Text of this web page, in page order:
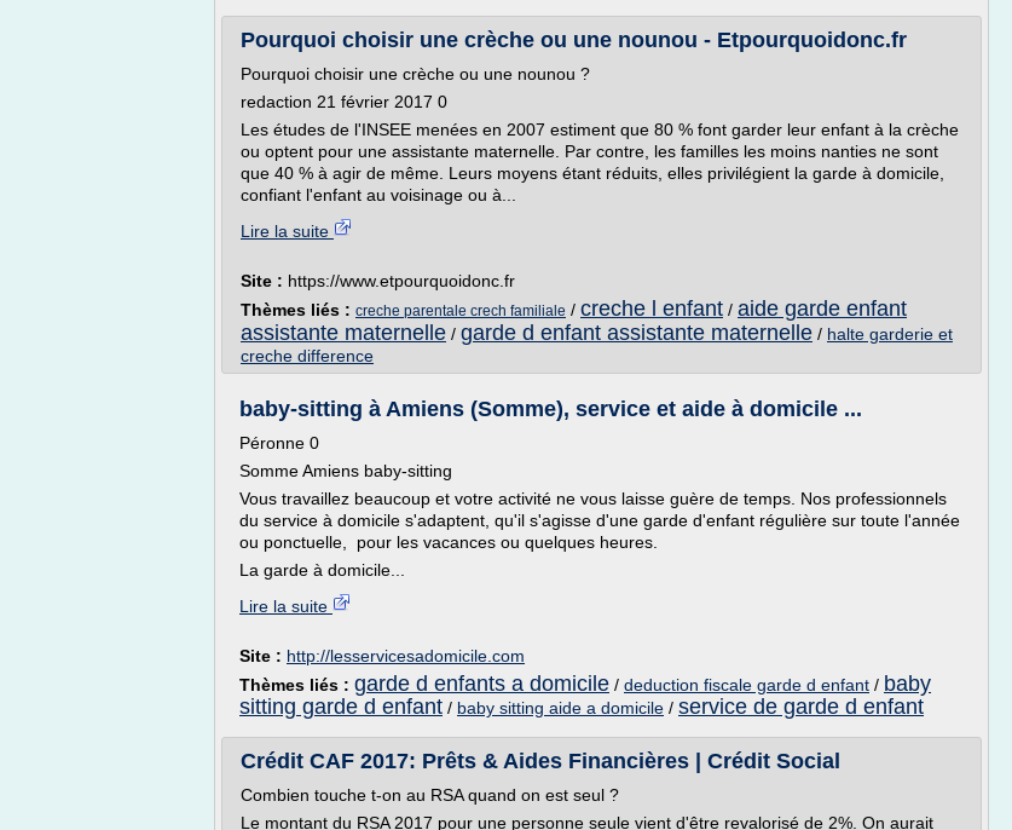
Pourquoi choisir une crèche ou une nounou - Etpourquoidonc.fr
Pourquoi choisir une crèche ou une nounou ?
redaction 21 février 2017 0
Les études de l'INSEE menées en 2007 estiment que 80 % font garder leur enfant à la crèche
ou optent pour une assistante maternelle. Par contre, les familles les moins nanties ne sont
que 40 % à agir de même. Leurs moyens étant réduits, elles privilégient la garde à domicile,
confiant l'enfant au voisinage ou à...
Lire la suite
Site : https://www.etpourquoidonc.fr
Thèmes liés : creche parentale crech familiale / creche l enfant / aide garde enfant
assistante maternelle / garde d enfant assistante maternelle / halte garderie et
creche difference
baby-sitting à Amiens (Somme), service et aide à domicile ...
Péronne 0
Somme Amiens baby-sitting
Vous travaillez beaucoup et votre activité ne vous laisse guère de temps. Nos professionnels
du service à domicile s'adaptent, qu'il s'agisse d'une garde d'enfant régulière sur toute l'année
ou ponctuelle, pour les vacances ou quelques heures.
La garde à domicile...
Lire la suite
Site : http://lesservicesadomicile.com
Thèmes liés : garde d enfants a domicile / deduction fiscale garde d enfant / baby
sitting garde d enfant / baby sitting aide a domicile / service de garde d enfant
Crédit CAF 2017: Prêts & Aides Financières | Crédit Social
Combien touche t-on au RSA quand on est seul ?
Le montant du RSA 2017 pour une personne seule vient d'être revalorisé de 2%. On aurait